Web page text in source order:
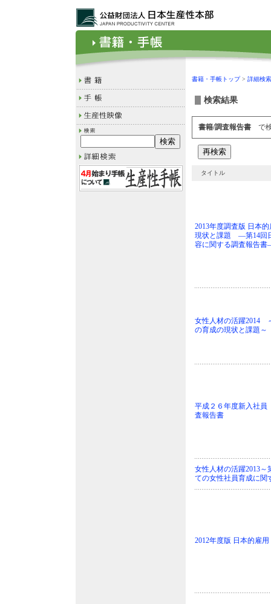
書籍・手帳トップ> 詳細検索
検索結果
書籍/調査報告書 で
タイトル
2013年度調査版 日本
現状と課題 ―第14回
容に関する調査報告
女性人材の活躍2014
の育成の現状と課題～
平成２６年度新入社員
査報告書
女性人材の活躍2013
ての女性社員育成に関
2012年度版 日本的雇